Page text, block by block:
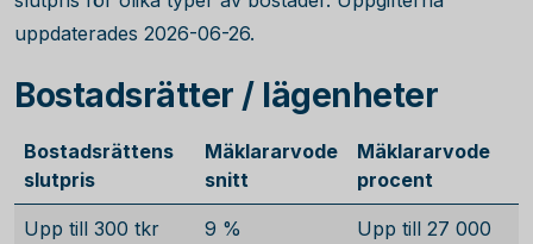
uppdaterades 2026-06-26.
Bostadsrätter / lägenheter
Bostadsrättens
slutpris
Mäklararvode
snitt
Mäklararvode
procent
Upp till 300 tkr 9 %
Upp till 27 000